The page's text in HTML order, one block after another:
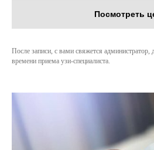
Посмотреть
После записи, с вами свяжется администратор,
времени приема узи-специалиста.